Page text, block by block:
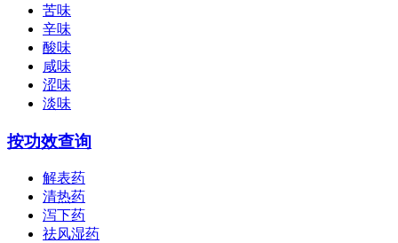
苦味
辛味
酸味
咸味
涩味
淡味
按功效查询
解表药
清热药
泻下药
祛风湿药